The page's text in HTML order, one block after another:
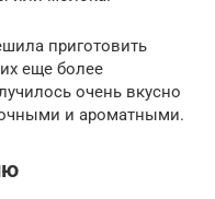
приготовить
еще более
очень вкусно
и ароматными.